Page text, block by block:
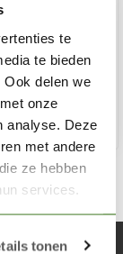
te
te bieden
delen we
onze
analyse. Deze
met andere
ze hebben
services.
tonen